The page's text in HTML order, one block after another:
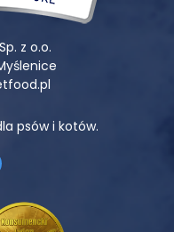
z o.o.
psów i kotów.